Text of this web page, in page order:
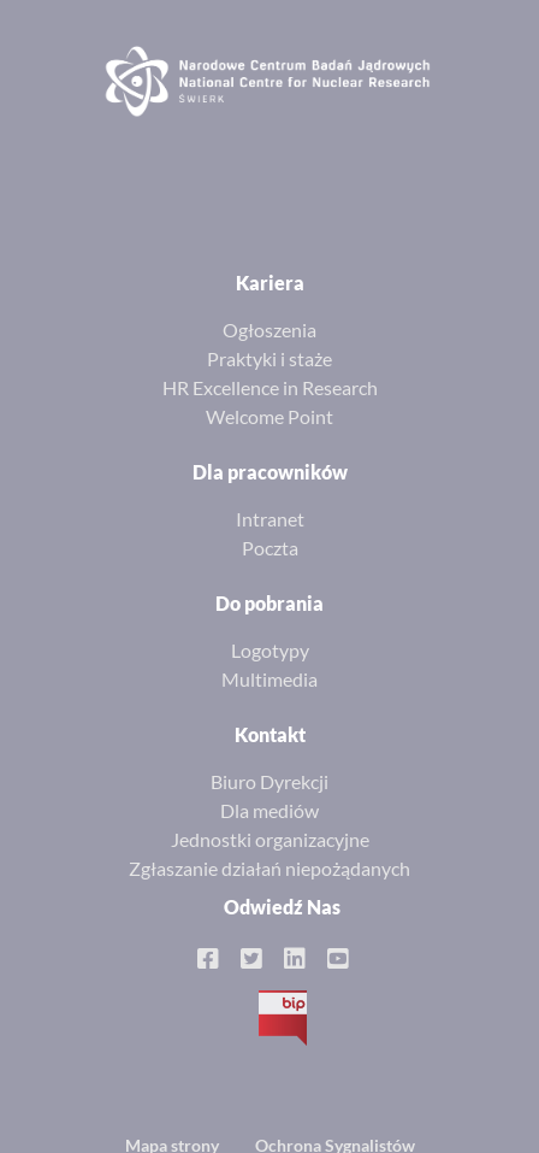
Kariera
Ogłoszenia
Praktyki i staże
HR Excellence in Research
Welcome Point
Dla pracowników
Intranet
Poczta
Do pobrania
Logotypy
Multimedia
Kontakt
Biuro Dyrekcji
Dla mediów
Jednostki organizacyjne
Zgłaszanie działań niepożądanych
Odwiedź Nas
BIP
Mapa strony Ochrona Sygnalistów